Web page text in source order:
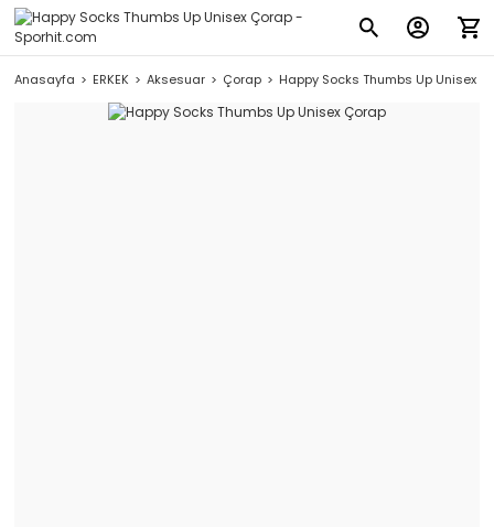
Anasayfa ERKEK Aksesuar Çorap Happy Socks Thumbs Up Unisex